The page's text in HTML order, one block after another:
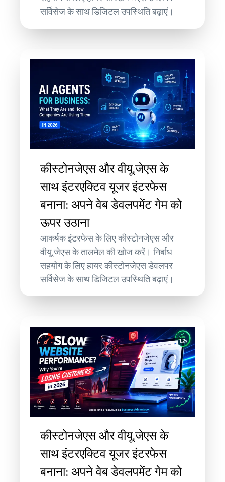
सर्विसेज के साथ डिजिटल उपस्थिति बढ़ाएं।
कीस्टोनजेएस और वीयू.जेएस के
साथ इंटरएक्टिव यूजर इंटरफेस
बनाना: अपने वेब डेवलपमेंट गेम को
ऊपर उठाना
आकर्षक इंटरफेस के लिए कीस्टोनजेएस और
वीयू.जेएस के तालमेल की खोज करें। निर्बाध
सहयोग के लिए हायर कीस्टोनजेएस डेवलपर
सर्विसेज के साथ डिजिटल उपस्थिति बढ़ाएं।
कीस्टोनजेएस और वीयू.जेएस के
साथ इंटरएक्टिव यूजर इंटरफेस
बनाना: अपने वेब डेवलपमेंट गेम को